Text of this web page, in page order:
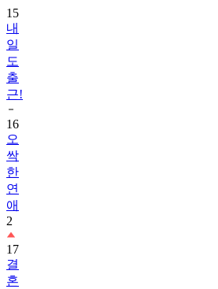
15
내
일
도
출
근!
16
오
싹
한
연
애
2
17
결
혼